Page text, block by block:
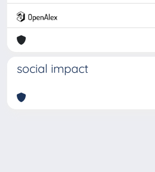
social impact